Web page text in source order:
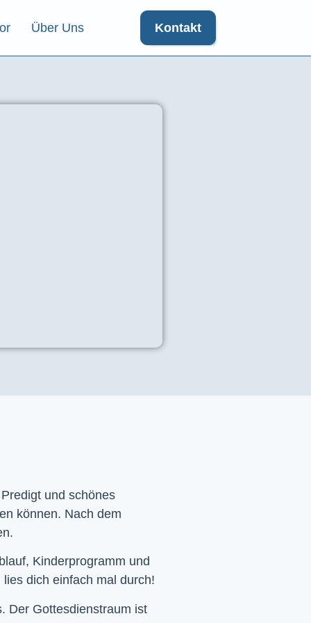
Über Uns Kontakt
und schönes
können. Nach dem
Kinderprogramm und
dich einfach mal durch!
Der Gottesdienstraum ist